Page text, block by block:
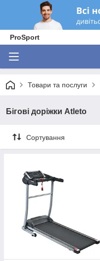
ProSport
Товари та послуги
Бігові доріжки Atleto
Сортування